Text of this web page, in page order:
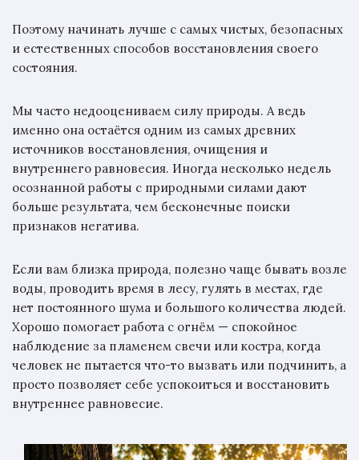
Поэтому начинать лучше с самых чистых, безопасных
и естественных способов восстановления своего
состояния.
Мы часто недооцениваем силу природы. А ведь
именно она остаётся одним из самых древних
источников восстановления, очищения и
внутреннего равновесия. Иногда несколько недель
осознанной работы с природными силами дают
больше результата, чем бесконечные поиски
признаков негатива.
Если вам близка природа, полезно чаще бывать возле
воды, проводить время в лесу, гулять в местах, где
нет постоянного шума и большого количества людей.
Хорошо помогает работа с огнём — спокойное
наблюдение за пламенем свечи или костра, когда
человек не пытается что-то вызвать или подчинить, а
просто позволяет себе успокоиться и восстановить
внутреннее равновесие.